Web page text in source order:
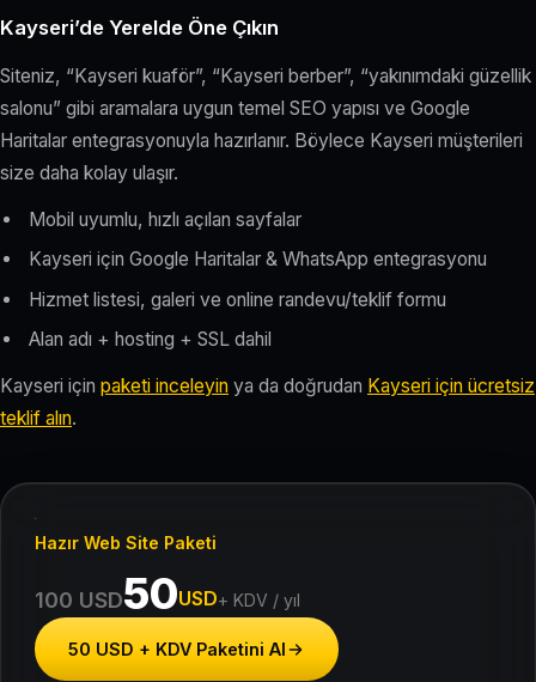
Kayseri’de Yerelde Öne Çıkın
Siteniz, “Kayseri kuaför”, “Kayseri berber”, “yakınımdaki güzellik
salonu” gibi aramalara uygun temel SEO yapısı ve Google
Haritalar entegrasyonuyla hazırlanır. Böylece Kayseri müşterileri
size daha kolay ulaşır.
Mobil uyumlu, hızlı açılan sayfalar
Kayseri için Google Haritalar & WhatsApp entegrasyonu
Hizmet listesi, galeri ve online randevu/teklif formu
Alan adı + hosting + SSL dahil
Kayseri için paketi inceleyin ya da doğrudan Kayseri için ücretsiz
teklif alın.
Hazır Web Site Paketi
100 USD50USD+ KDV / yıl
50 USD + KDV Paketini Al